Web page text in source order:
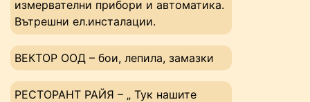
измервателни прибори и автоматика.
Вътрешни ел.инсталации.
ВЕКТОР ООД – бои, лепила, замазки
РЕСТОРАНТ РАЙЯ – „ Тук нашите